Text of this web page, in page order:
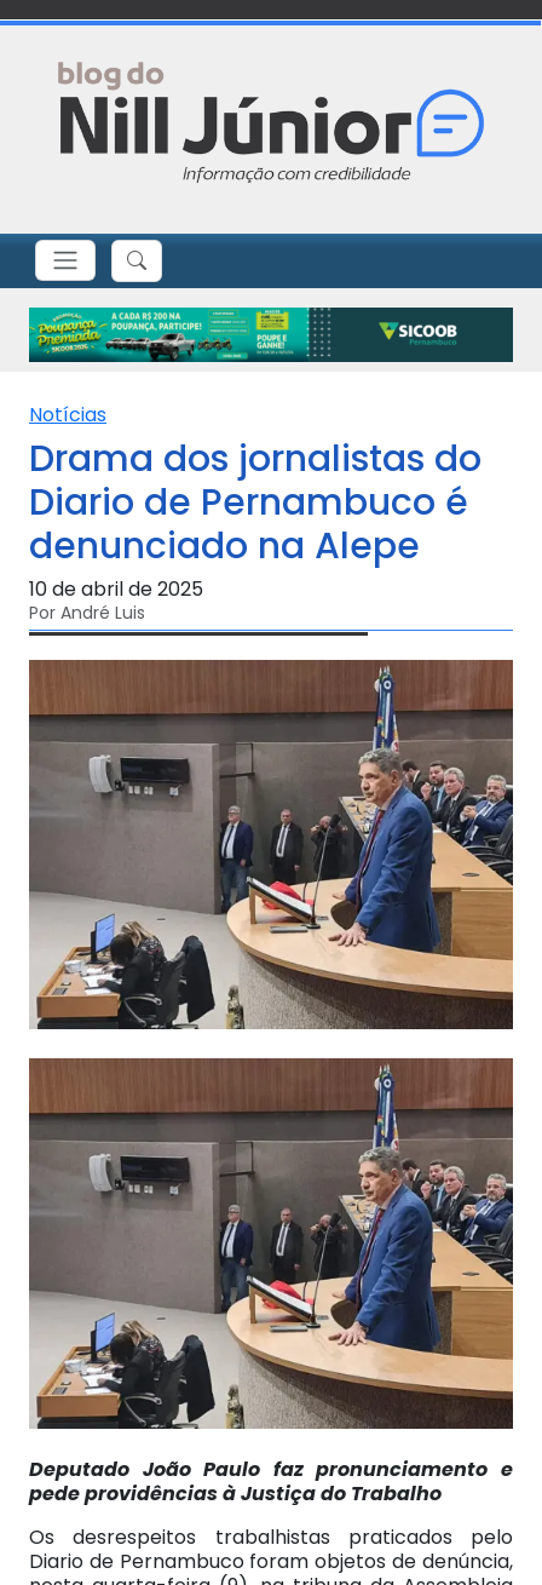
Notícias
Drama dos jornalistas do
Diario de Pernambuco é
denunciado na Alepe
10 de abril de 2025
Por André Luis
Deputado João Paulo faz pronunciamento e
pede providências à Justiça do Trabalho
Os desrespeitos trabalhistas praticados pelo
Diario de Pernambuco foram objetos de denúncia,